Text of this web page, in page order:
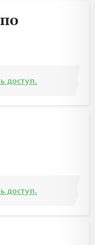
доступ.
доступ.